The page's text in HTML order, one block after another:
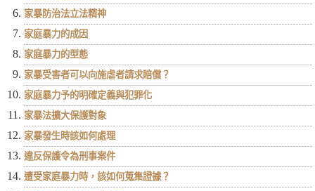
家暴防治法立法精神
家庭暴力的成因
家庭暴力的型態
家暴受害者可以向施虐者請求賠償？
家庭暴力予的明確定義與犯罪化
家暴法擴大保護對象
家暴發生時該如何處理
違反保護令為刑事案件
遭受家庭暴力時，該如何蒐集證據？